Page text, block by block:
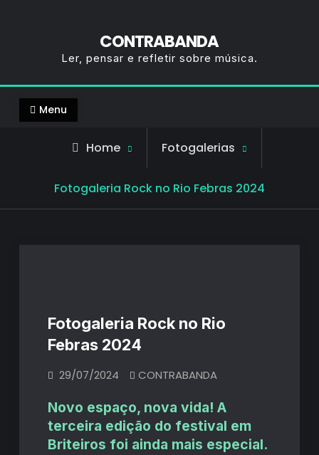
CONTRABANDA
Ler, pensar e refletir sobre música.
Menu
Home Fotogalerias
Fotogaleria Rock no Rio Febras 2024
Fotogaleria Rock no Rio
Febras 2024
29/07/2024 CONTRABANDA
Novo espaço, nova vida! A
terceira edição do festival em
Briteiros foi ainda mais especial.